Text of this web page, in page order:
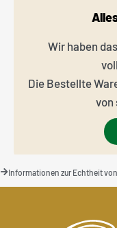
Wir haben
Die Bestellte
von
Informationen zur Echtheit